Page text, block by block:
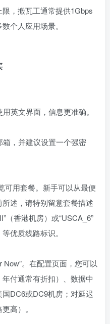
，搬瓦工通常提供1Gbps
个人应用场景。
英文界面，信息更准确。
，并建议设置一个强密
可用套餐。新手可以从最便
所述，请特别留意套餐描述
（香港机房）或“USCA_6”
优质线路标识。
Now”。在配置页面，您可以
付通常有折扣）、数据中
DC6或DC9机房；对延迟
高）。